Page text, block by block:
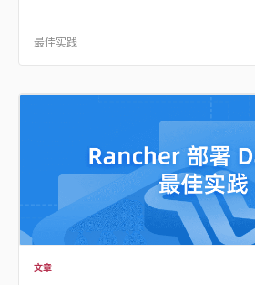
最佳实践
文章